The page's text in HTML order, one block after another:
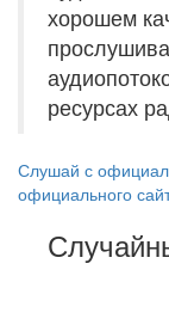
хорошем
ресурсах
Слушай с
официального